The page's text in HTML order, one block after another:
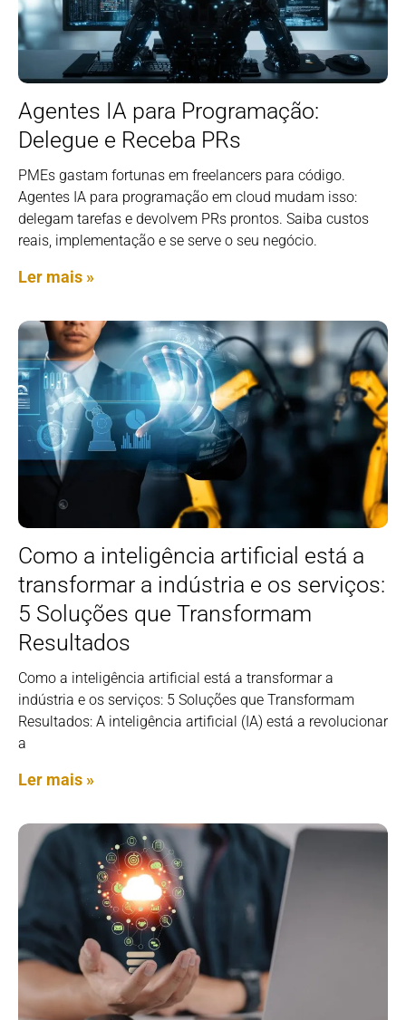
Agentes IA para Programação:
Delegue e Receba PRs
PMEs gastam fortunas em freelancers para código.
Agentes IA para programação em cloud mudam isso:
delegam tarefas e devolvem PRs prontos. Saiba custos
reais, implementação e se serve o seu negócio.
Ler mais »
Como a inteligência artificial está a
transformar a indústria e os serviços:
5 Soluções que Transformam
Resultados
Como a inteligência artificial está a transformar a
indústria e os serviços: 5 Soluções que Transformam
Resultados: A inteligência artificial (IA) está a revolucionar
a
Ler mais »